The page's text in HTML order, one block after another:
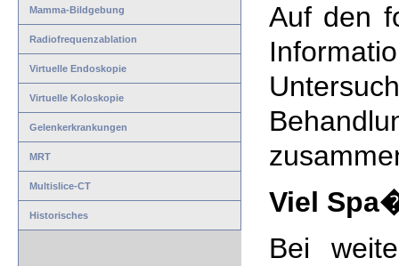
Mamma-Bildgebung
Radiofrequenzablation
Virtuelle Endoskopie
Virtuelle Koloskopie
Gelenkerkrankungen
MRT
Multislice-CT
Historisches
Auf den
Viel
Bei